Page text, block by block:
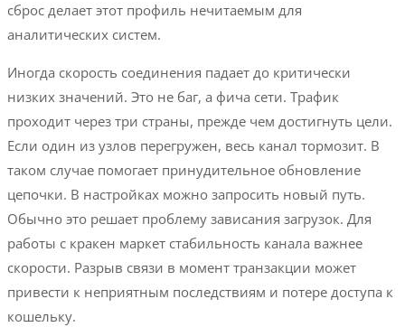
сброс делает этот профиль нечитаемым для
аналитических систем.
Иногда скорость соединения падает до критически
низких значений. Это не баг, а фича сети. Трафик
проходит через три страны, прежде чем достигнуть цели.
Если один из узлов перегружен, весь канал тормозит. В
таком случае помогает принудительное обновление
цепочки. В настройках можно запросить новый путь.
Обычно это решает проблему зависания загрузок. Для
работы с кракен маркет стабильность канала важнее
скорости. Разрыв связи в момент транзакции может
привести к неприятным последствиям и потере доступа к
кошельку.